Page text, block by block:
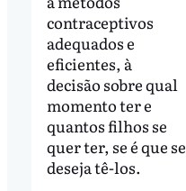
contraceptivos
adequados e
eficientes, à
decisão sobre qual
momento ter e
quantos filhos se
quer ter, se é que se
deseja tê-los.